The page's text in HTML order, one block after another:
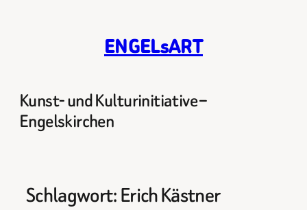
ENGELsART
Kunst- und Kulturinitiative –
Engelskirchen
Schlagwort:Erich Kästner